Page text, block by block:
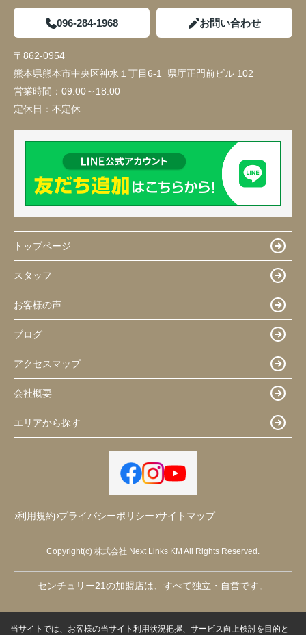
096-284-1968 お問い合わせ
〒862-0954
熊本県熊本市中央区神水１丁目6-1 県庁正門前ビル 102
営業時間： 09:00～18:00
定休日： 不定休
トップページ
スタッフ
お客様の声
ブログ
アクセスマップ
会社概要
エリアから探す
利用規約 プライバシーポリシー サイトマップ
Copyright(c) 株式会社 Next Links KM All Rights Reserved.
センチュリー21の加盟店は、すべて独立・自営です。
当サイトでは、お客様の当サイト利用状況把握、サービス向上検討を目的と